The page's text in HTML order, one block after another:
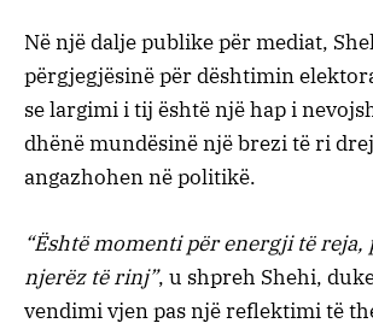
Në një dalje publike për mediat,
përgjegjësinë për dështimin
se largimi i tij është një hap i
dhënë mundësinë një brezi të ri
angazhohen në politikë.
“Është momenti për energji të reja,
njerëz të rinj”, u shpreh Shehi,
vendimi vjen pas një reflektimi të